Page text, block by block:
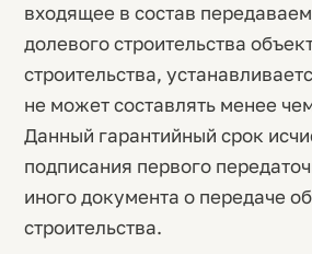
входящее в состав
долевого строительства
строительства,
не может составлять менее
Данный гарантийный срок
подписания первого
иного документа о передаче
строительства.